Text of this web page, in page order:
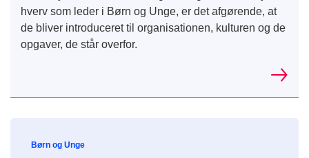
hverv som leder i Børn og Unge, er det afgørende, at
de bliver introduceret til organisationen, kulturen og de
opgaver, de står overfor.
Børn og Unge